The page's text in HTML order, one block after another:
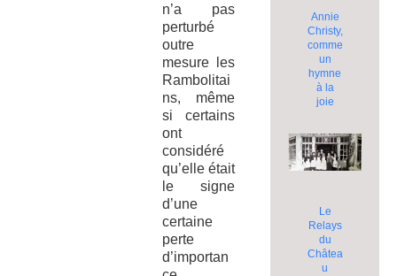
n’a pas
perturbé
outre
mesure les
Rambolitai
ns, même
si certains
ont
considéré
qu’elle était
le signe
d’une
certaine
perte
d’importan
Annie
Christy,
comme
un
hymne
à la
joie
Le
Relays
du
Châtea
u